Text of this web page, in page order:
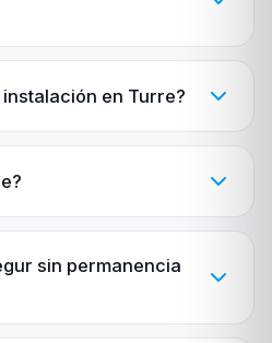
en Turre?
sin permanencia